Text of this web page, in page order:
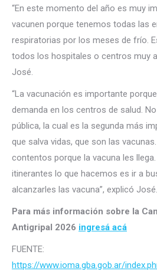
“En este momento del año es muy
vacunen porque tenemos todas las
respiratorias por los meses de frío.
todos los hospitales o centros muy
José.
“La vacunación es importante
demanda en los centros de salud.
pública, la cual es la segunda más
que salva vidas, que son las
contentos porque la vacuna les
itinerantes lo que hacemos es ir a
alcanzarles las vacuna”, explicó José.
Para más información sobre la
Antigripal 2026 ingresá acá
FUENTE:
https://www.ioma.gba.gob.ar/